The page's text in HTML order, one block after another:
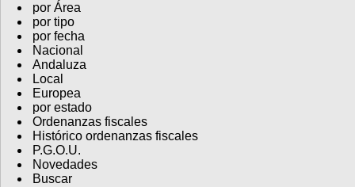
por Área
por tipo
por fecha
Nacional
Andaluza
Local
Europea
por estado
Ordenanzas fiscales
Histórico ordenanzas fiscales
P.G.O.U.
Novedades
Buscar